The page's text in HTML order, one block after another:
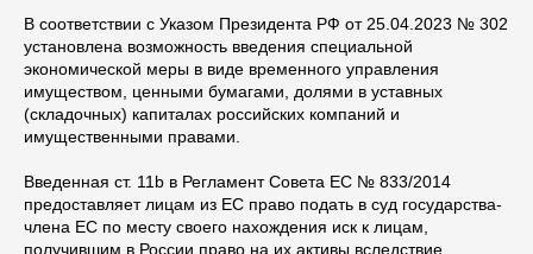
В соответствии с Указом Президента РФ от 25.04.2023 № 302
установлена возможность введения специальной
экономической меры в виде временного управления
имуществом, ценными бумагами, долями в уставных
(складочных) капиталах российских компаний и
имущественными правами.
Введенная ст. 11b в Регламент Совета ЕС № 833/2014
предоставляет лицам из ЕС право подать в суд государства-
члена ЕС по месту своего нахождения иск к лицам,
получившим в России право на их активы вследствие